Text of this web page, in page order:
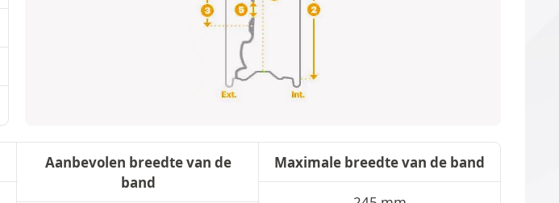
Aanbevolen breedte van de
band
Maximale breedte van de band